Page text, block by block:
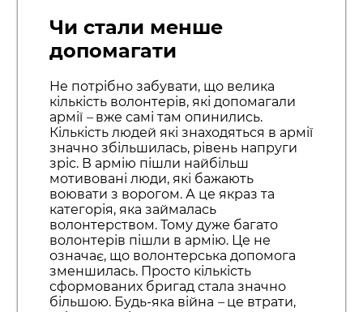
Чи стали менше
допомагати
Не потрібно забувати, що велика
кількість волонтерів, які допомагали
армії –вже самі там опинились.
Кількість людей які знаходяться в армії
значно збільшилась, рівень напруги
зріс. В армію пішли найбільш
мотивовані люди, які бажають
воювати з ворогом. А це якраз та
категорія, яка займалась
волонтерством. Тому дуже багато
волонтерів пішли в армію. Це не
означає, що волонтерська допомога
зменшилась. Просто кількість
сформованих бригад стала значно
більшою. Будь-яка війна –це втрати,